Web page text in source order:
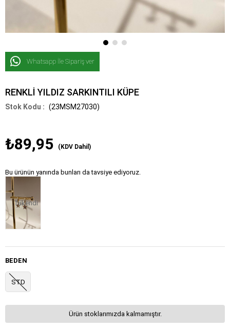
Whatsapp İle Sipariş ver
RENKLİ YILDIZ SARKINTILI KÜPE
(23MSM27030)
₺89,95 (KDV Dahil)
Bu ürünün yanında bunları da tavsiye ediyoruz.
Tükendi
BEDEN
STD
Ürün stoklarımızda kalmamıştır.